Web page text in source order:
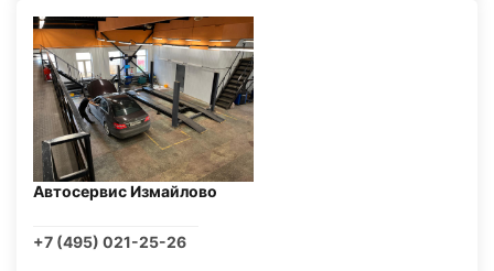
Автосервис Измайлово
+7 (495) 021-25-26